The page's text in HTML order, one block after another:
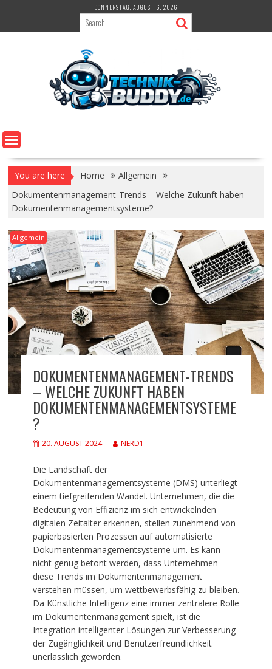
content
DONNERSTAG, AUGUST 6, 2026
You are here Home
Allgemein
Dokumentenmanagement-Trends – Welche Zukunft haben
Dokumentenmanagementsysteme?
Allgemein
DOKUMENTENMANAGEMENT-TRENDS
– WELCHE ZUKUNFT HABEN
DOKUMENTENMANAGEMENTSYSTEME
?
20. AUGUST 2024 NERD1
Die Landschaft der
Dokumentenmanagementsysteme (DMS) unterliegt
einem tiefgreifenden Wandel. Unternehmen, die die
Bedeutung von Effizienz im sich entwickelnden
digitalen Zeitalter erkennen, stellen zunehmend von
papierbasierten Prozessen auf automatisierte
Dokumentenmanagementsysteme um. Es kann
nicht genug betont werden, dass Unternehmen
diese Trends im Dokumentenmanagement
verstehen müssen, um wettbewerbsfähig zu bleiben.
Da Künstliche Intelligenz eine immer zentralere Rolle
im Dokumentenmanagement spielt, ist die
Integration intelligenter Lösungen zur Verbesserung
der Zugänglichkeit und Benutzerfreundlichkeit
unerlässlich geworden.